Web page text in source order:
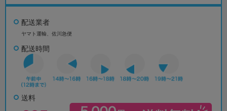
配送業者
ヤマト運輸、佐川急便
配送時間
送料